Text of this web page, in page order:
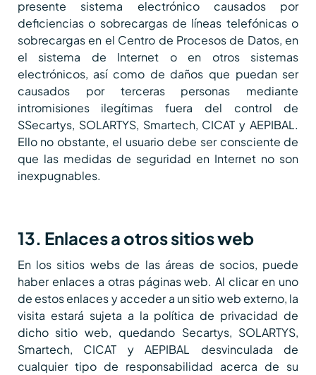
presente sistema electrónico causados por
deficiencias o sobrecargas de líneas telefónicas o
sobrecargas en el Centro de Procesos de Datos, en
el sistema de Internet o en otros sistemas
electrónicos, así como de daños que puedan ser
causados por terceras personas mediante
intromisiones ilegítimas fuera del control de
SSecartys, SOLARTYS, Smartech, CICAT y AEPIBAL.
Ello no obstante, el usuario debe ser consciente de
que las medidas de seguridad en Internet no son
inexpugnables.
13. Enlaces a otros sitios web
En los sitios webs de las áreas de socios, puede
haber enlaces a otras páginas web. Al clicar en uno
de estos enlaces y acceder a un sitio web externo, la
visita estará sujeta a la política de privacidad de
dicho sitio web, quedando Secartys, SOLARTYS,
Smartech, CICAT y AEPIBAL desvinculada de
cualquier tipo de responsabilidad acerca de su